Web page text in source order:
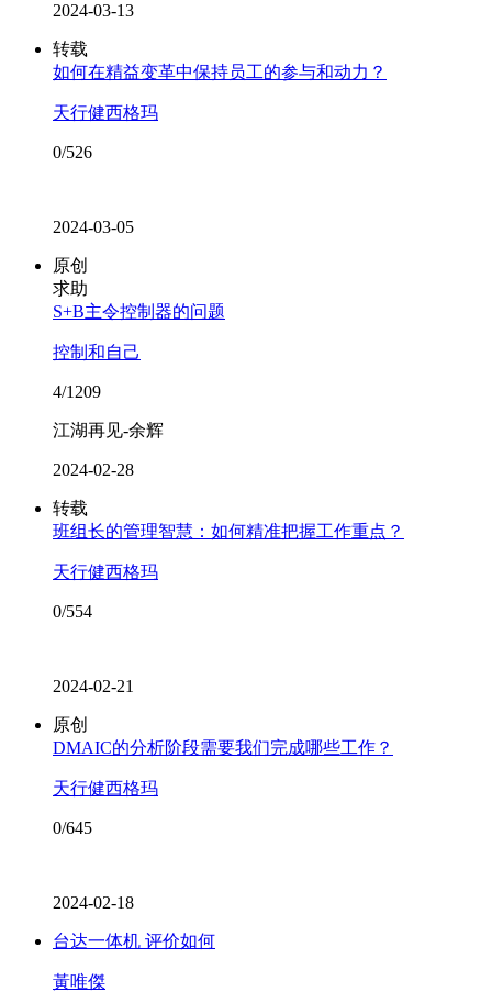
2024-03-13
转载
如何在精益变革中保持员工的参与和动力？
天行健西格玛
0/526
2024-03-05
原创
求助
S+B主令控制器的问题
控制和自己
4/1209
江湖再见-余辉
2024-02-28
转载
班组长的管理智慧：如何精准把握工作重点？
天行健西格玛
0/554
2024-02-21
原创
DMAIC的分析阶段需要我们完成哪些工作？
天行健西格玛
0/645
2024-02-18
台达一体机 评价如何
黃唯傑